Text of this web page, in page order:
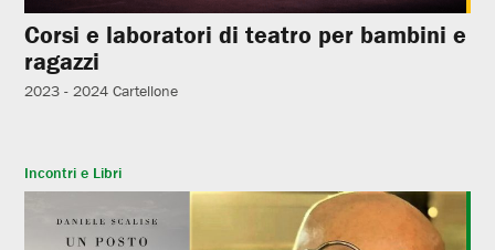
Corsi e laboratori di teatro per bambini e
ragazzi
2023 - 2024 Cartellone
Incontri e Libri